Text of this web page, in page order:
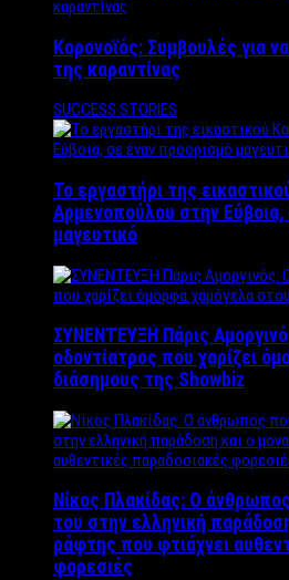
Κορονοϊός: Συμβουλές για
της καραντίνας
SUCCESS STORIES
Το εργαστήρι της
Αρμενοπούλου στην
μαγευτικό
ΣΥΝΕΝΤΕΥΞΗ Πάρις
οδοντίατρος που χαρίζει
διάσημους της Showbiz
Νίκος Πλακίδας: O
του στην ελληνική
ράφτης που φτιάχνει
φορεσιές